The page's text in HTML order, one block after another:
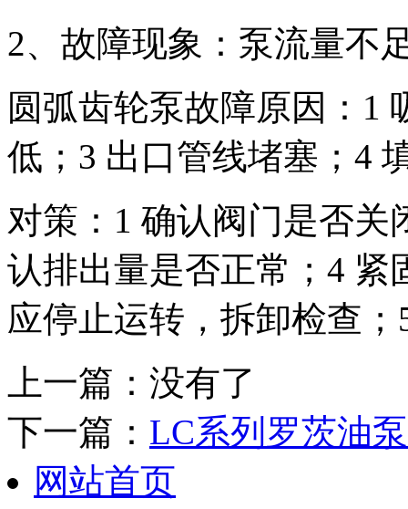
2、故障现象：泵流量不
圆弧齿轮泵故障原因：1
低；3 出口管线堵塞；4
对策：1 确认阀门是否关
认排出量是否正常；4 紧
应停止运转，拆卸检查
上一篇：没有了
下一篇： LC系列罗茨油
网站首页